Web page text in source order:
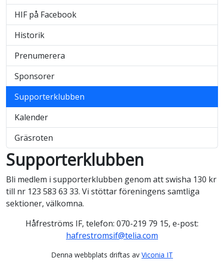
HIF på Facebook
Historik
Prenumerera
Sponsorer
Supporterklubben
Kalender
Gräsroten
Supporterklubben
Bli medlem i supporterklubben genom att swisha 130 kr
till nr 123 583 63 33. Vi stöttar föreningens samtliga
sektioner, välkomna.
Håfreströms IF, telefon: 070-219 79 15, e-post:
hafrestromsif@telia.com
Denna webbplats driftas av Viconia IT